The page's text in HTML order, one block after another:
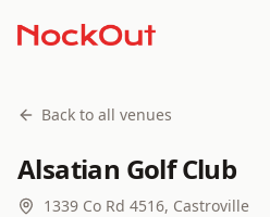
Back to all venues
Alsatian Golf Club
1339 Co Rd 4516, Castroville